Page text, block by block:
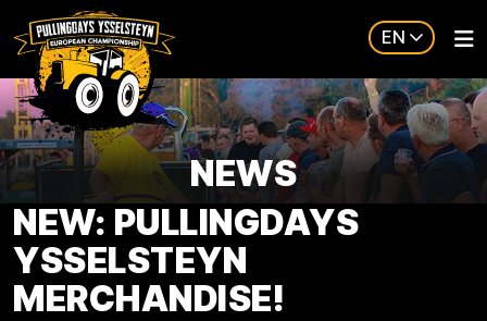
EN
NEWS
NEW: PULLINGDAYS
YSSELSTEYN
MERCHANDISE!